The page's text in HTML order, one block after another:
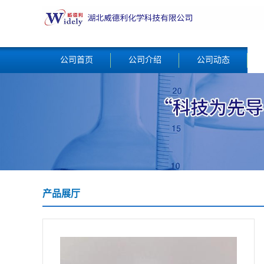
公司首页 公司介绍 公司动态
产品展厅